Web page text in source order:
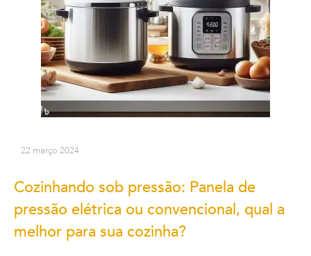
22 março 2024
Cozinhando sob pressão: Panela de
pressão elétrica ou convencional, qual a
melhor para sua cozinha?